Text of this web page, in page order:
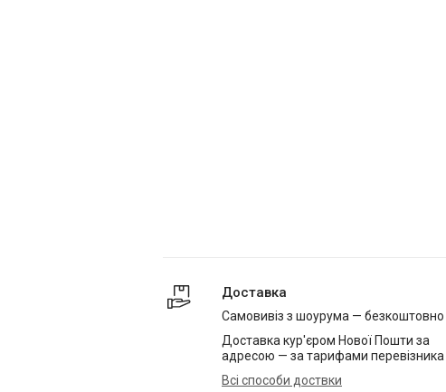
Доставка
Самовивіз з шоурума — безкоштовно
Доставка кур'єром Нової Пошти за
адресою — за тарифами перевізника
Всі способи доствки